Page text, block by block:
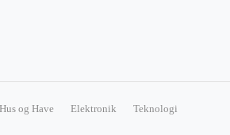
Hus og Have Elektronik
Teknologi